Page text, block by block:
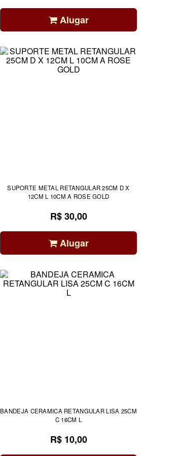
Alugar
SUPORTE METAL RETANGULAR 25CM D X
12CM L 10CM A ROSE GOLD
R$ 30,00
Alugar
BANDEJA CERAMICA RETANGULAR LISA 25CM
C 16CM L
R$ 10,00